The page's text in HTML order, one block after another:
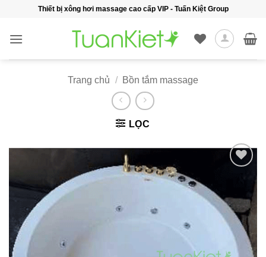
nội
Thiết bị xông hơi massage cao cấp VIP - Tuấn Kiệt Group
Trang chủ / Bồn tắm massage
LỌC
Add to